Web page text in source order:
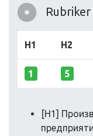
Rubriker
H1 H2
1 5
[H1]